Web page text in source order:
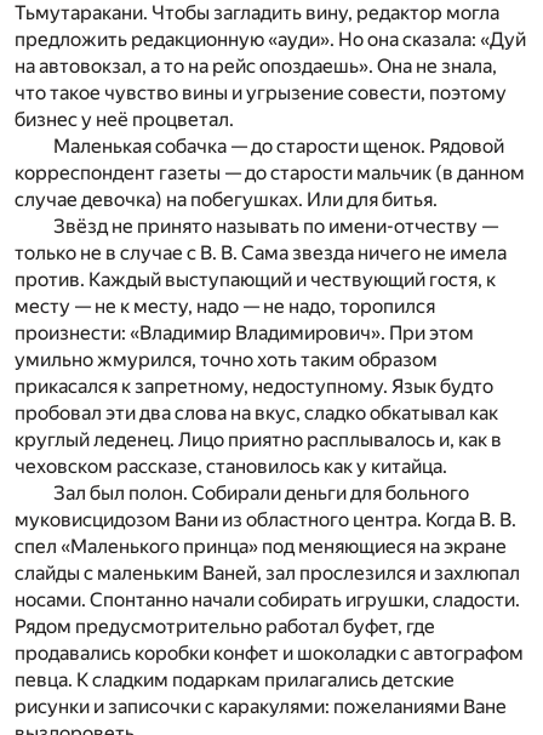
Тьмутаракани. Чтобы загладить вину, редактор могла
предложить редакционную «ауди». Но она сказала: «Дуй
на автовокзал, а то на рейс опоздаешь». Она не знала,
что такое чувство вины и угрызение совести, поэтому
бизнес у неё процветал.
Маленькая собачка — до старости щенок. Рядовой
корреспондент газеты — до старости мальчик (в данном
случае девочка) на побегушках. Или для битья.
Звёзд не принято называть по имени-отчеству —
только не в случае с В. В. Сама звезда ничего не имела
против. Каждый выступающий и чествующий гостя, к
месту — не к месту, надо — не надо, торопился
произнести: «Владимир Владимирович». При этом
умильно жмурился, точно хоть таким образом
прикасался к запретному, недоступному. Язык будто
пробовал эти два слова на вкус, сладко обкатывал как
круглый леденец. Лицо приятно расплывалось и, как в
чеховском рассказе, становилось как у китайца.
Зал был полон. Собирали деньги для больного
муковисцидозом Вани из областного центра. Когда В. В.
спел «Маленького принца» под меняющиеся на экране
слайды с маленьким Ваней, зал прослезился и захлюпал
носами. Спонтанно начали собирать игрушки, сладости.
Рядом предусмотрительно работал буфет, где
продавались коробки конфет и шоколадки с автографом
певца. К сладким подаркам прилагались детские
рисунки и записочки с каракулями: пожеланиями Ване